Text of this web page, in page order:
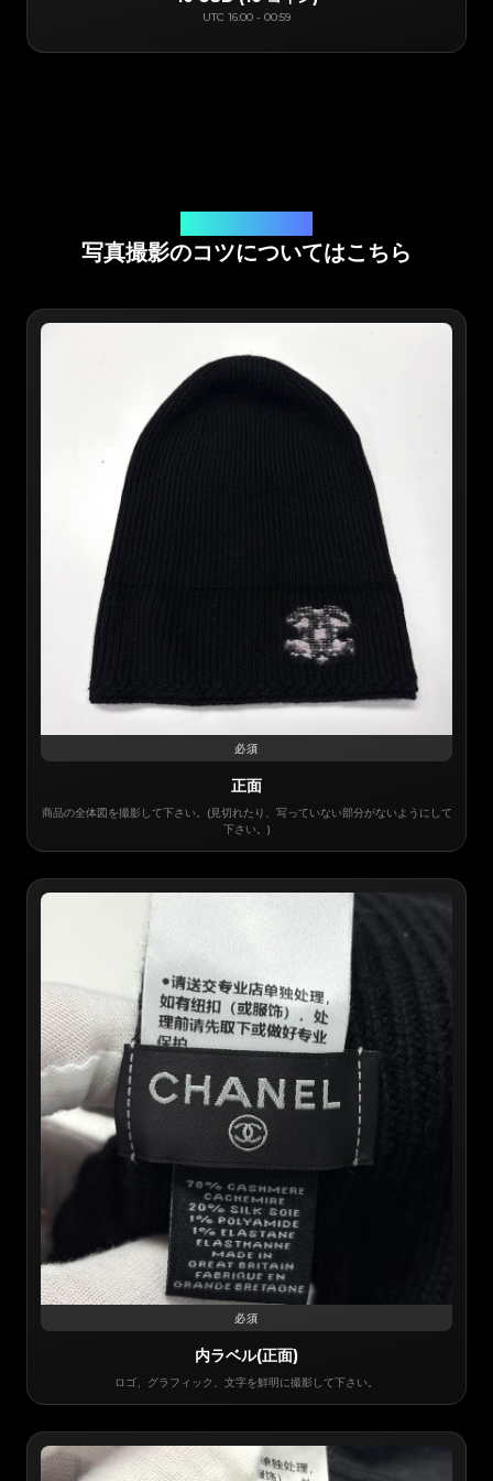
UTC 16:00 - 00:59
写真撮影のコツについてはこちら
必須
正面
商品の全体図を撮影して下さい。(見切れたり、写っていない部分がないようにして
下さい。)
必須
内ラベル(正面)
ロゴ、グラフィック、文字を鮮明に撮影して下さい。